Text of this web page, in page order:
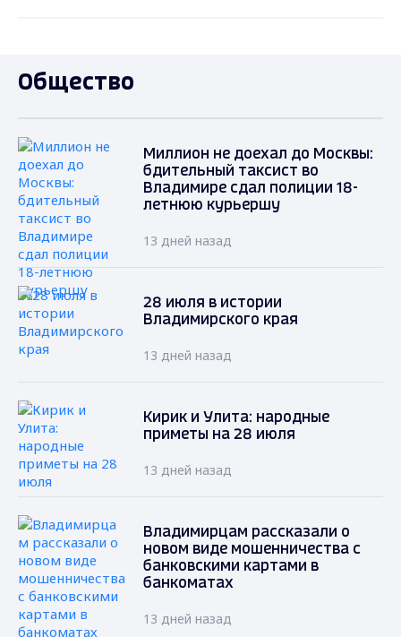
Общество
Миллион не доехал до Москвы:
бдительный таксист во
Владимире сдал полиции 18-
летнюю курьершу
13 дней назад
28 июля в истории
Владимирского края
13 дней назад
Кирик и Улита: народные
приметы на 28 июля
13 дней назад
Владимирцам рассказали о
новом виде мошенничества с
банковскими картами в
банкоматах
13 дней назад